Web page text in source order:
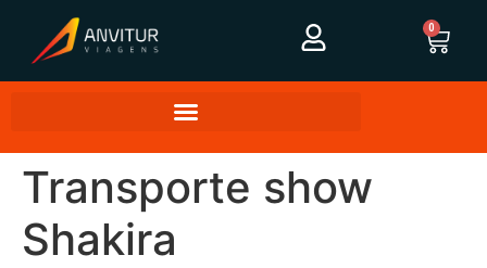
0
Transporte show
Shakira